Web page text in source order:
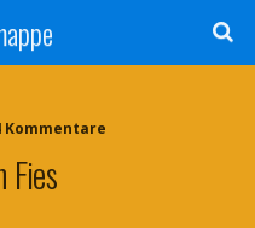
Kommentare
Fies